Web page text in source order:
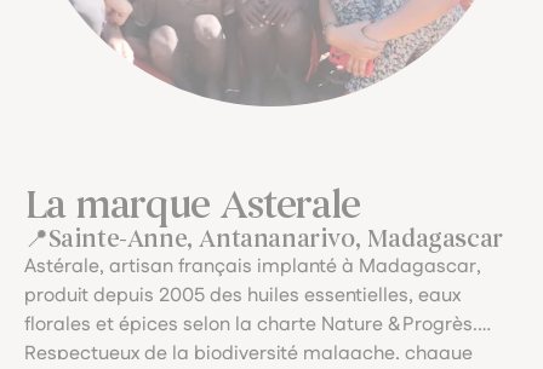
La marque Asterale
Sainte-Anne, Antananarivo, Madagascar
Astérale, artisan français implanté à Madagascar,
produit depuis 2005 des huiles essentielles, eaux
florales et épices selon la charte Nature & Progrès.
Respectueux de la biodiversité malgache, chaque